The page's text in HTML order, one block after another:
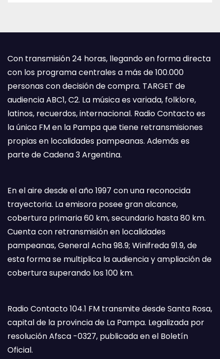
Con transmisión 24 horas, llegando en forma directa
con los programa centrales a más de 100.000
personas con decisión de compra. TARGET de
audiencia ABC1, C2. La música es variada, folklore,
latinos, recuerdos, internacional. Radio Contacto es
la única FM en la Pampa que tiene retransmisiones
propias en localidades pampeanas. Además es
parte de Cadena 3 Argentina.
En el aire desde el año 1997 con una reconocida
trayectoria. La emisora posee gran alcance,
cobertura primaria 60 km, secundario hasta 80 km.
Cuenta con retransmisión en localidades
pampeanas, General Acha 98.9; Winifreda 91.9, de
esta forma se multiplica la audiencia y ampliación de
cobertura superando los 100 km.
Radio Contacto 104.1 FM transmite desde Santa Rosa,
capital de la provincia de La Pampa. Legalizada por
resolución Afsca -0327, publicada en el Boletín
Oficial.